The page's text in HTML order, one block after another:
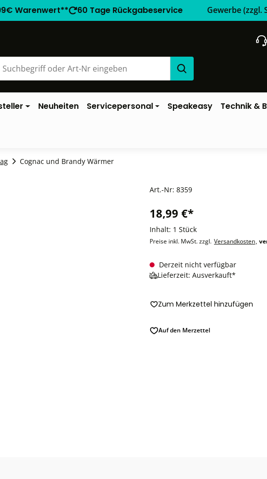
Warenwert** 60 Tage Rückgabeservice Gewerbe(zzgl.
Neuheiten Servicepersonal Speakeasy Technik &
Cognac und Brandy Wärmer
Art.-Nr: 8359
18,99 €*
Inhalt: 1 Stück
Preise inkl. MwSt. zzgl. Versandkosten,
Derzeit nicht verfügbar
Lieferzeit: Ausverkauft*
Zum Merkzettel hinzufügen
Auf den Merzettel